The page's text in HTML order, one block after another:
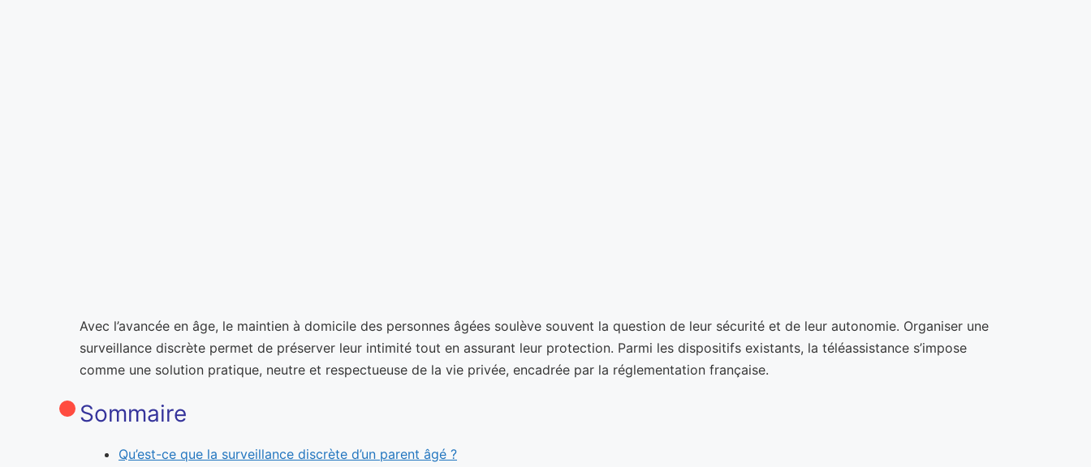
Avec l’avancée en âge, le maintien à domicile des personnes âgées soulève souvent la question de leur sécurité et de leur autonomie. Organiser une
surveillance discrète permet de préserver leur intimité tout en assurant leur protection. Parmi les dispositifs existants, la téléassistance s’impose
comme une solution pratique, neutre et respectueuse de la vie privée, encadrée par la réglementation française.
Sommaire
Qu’est-ce que la surveillance discrète d’un parent âgé ?